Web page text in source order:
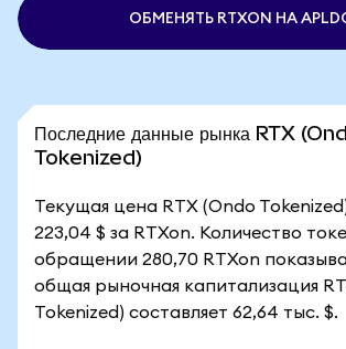
ОБМЕНЯТЬ RTXON НА
Последние данные рынка RTX
Tokenized)
Текущая цена RTX (Ondo
223,04 $ за RTXon. Количество
обращении 280,70 RTXon
общая рыночная капитализация
Tokenized) составляет 62,64 тыс. $.